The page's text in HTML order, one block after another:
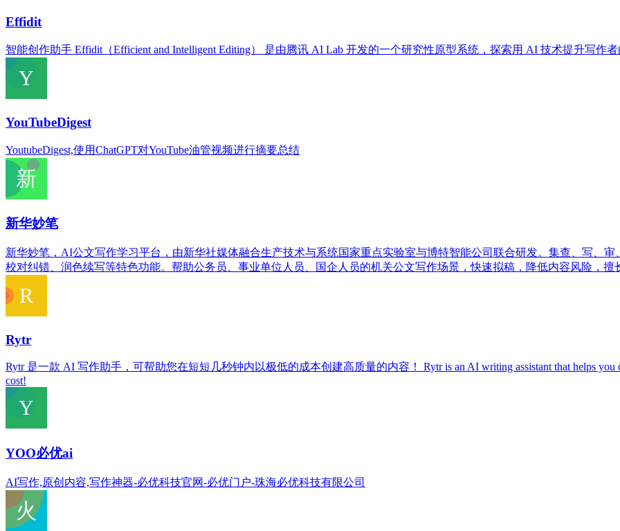
Effidit
智能创作助手 Effidit（Efficient and Intelligent Editing） 是由腾讯 AI Lab 开发的一个研究性原型系统，探索用 AI 技术提升写作
YouTubeDigest
YoutubeDigest,使用ChatGPT对YouTube油管视频进行摘要总结
新华妙笔
新华妙笔，AI公文写作学习平台，由新华社媒体融合生产技术与系统国家重点实验室与博特智能公司联合研发。集查、写、
校对纠错、润色续写等特色功能。帮助公务员、事业单位人员、国企人员的机关公文写作场景，快速拟稿，降低内容风险，擅
Rytr
Rytr 是一款 AI 写作助手，可帮助您在短短几秒钟内以极低的成本创建高质量的内容！ Rytr is an AI writing assistant that helps you
cost!
YOO必优ai
AI写作,原创内容,写作神器-必优科技官网-必优门户-珠海必优科技有限公司